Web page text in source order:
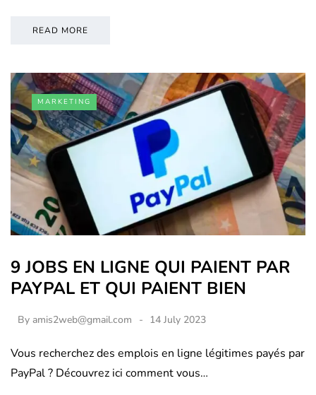
READ MORE
MARKETING
9 JOBS EN LIGNE QUI PAIENT PAR
PAYPAL ET QUI PAIENT BIEN
By amis2web@gmail.com 14 July 2023
Vous recherchez des emplois en ligne légitimes payés par
PayPal ? Découvrez ici comment vous…